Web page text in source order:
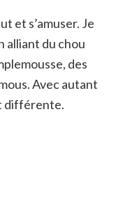
et s’amuser. Je
alliant du chou
des
Avec autant
différente.